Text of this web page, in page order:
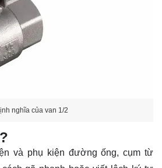
nghĩa của van 1/2
và phụ kiện đường ống, cụm từ